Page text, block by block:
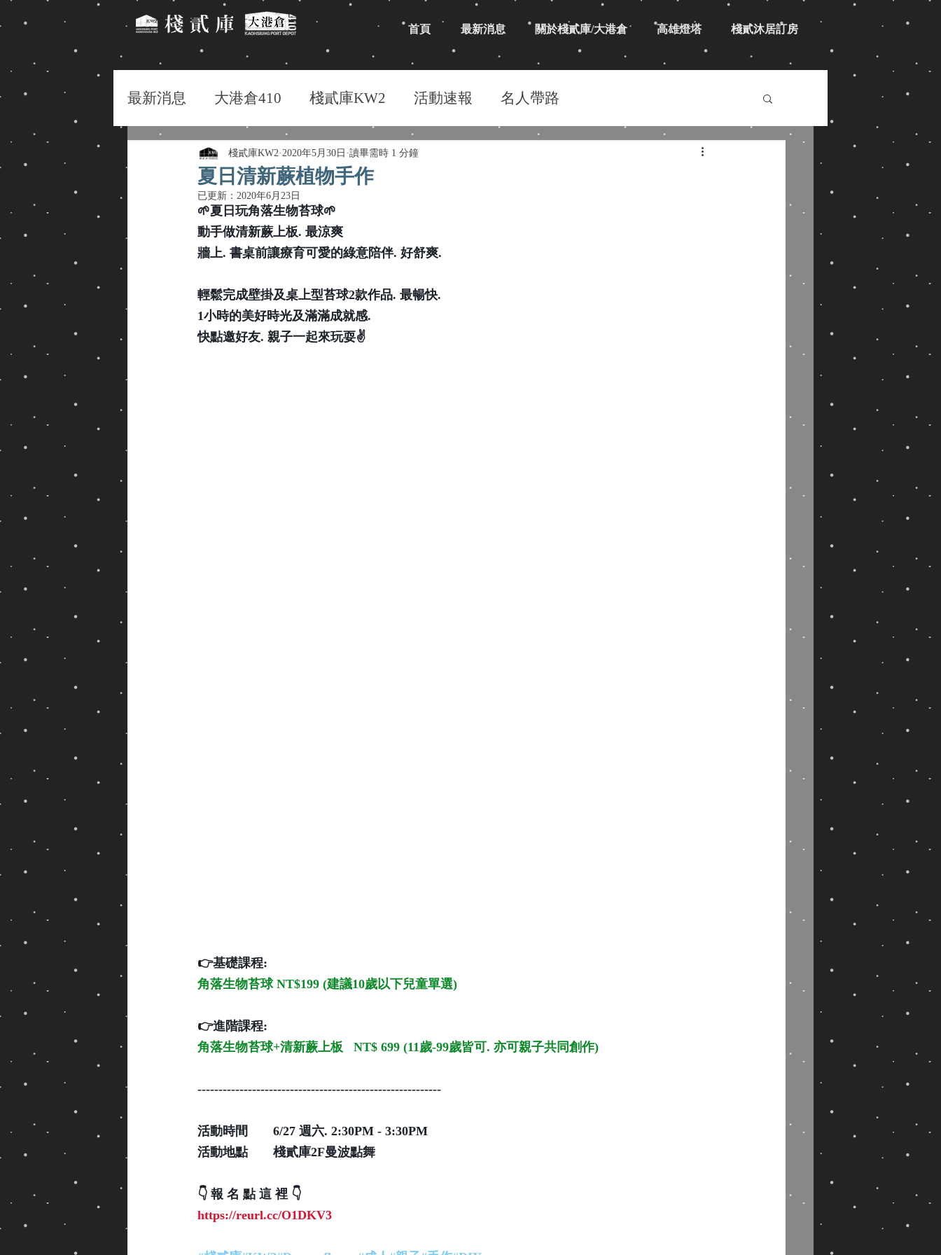
首頁 最新消息 關於棧貳庫/大港倉 高雄燈塔 棧貳沐居訂房
最新消息 大港倉410 棧貳庫KW2 活動速報 名人帶路
夏日清新蕨植物手作
棧貳庫KW2 2020年5月30日 讀畢需時 1 分鐘
已更新： 2020年6月23日
🌱夏日玩角落生物苔球🌱
動手做清新蕨上板. 最涼爽
牆上. 書桌前讓療育可愛的綠意陪伴. 好舒爽.
輕鬆完成壁掛及桌上型苔球2款作品. 最暢快.
1小時的美好時光及滿滿成就感.
快點邀好友. 親子一起來玩耍✌
👉基礎課程:
角落生物苔球 NT$199 (建議10歲以下兒童單選)
👉進階課程:
角落生物苔球+清新蕨上板   NT$ 699 (11歲-99歲皆可. 亦可親子共同創作)
----------------------------------------------------------
活動時間　　6/27 週六. 2:30PM - 3:30PM
活動地點　　棧貳庫2F曼波點舞
👇 報 名 點 這 裡 👇
https://reurl.cc/O1DKV3